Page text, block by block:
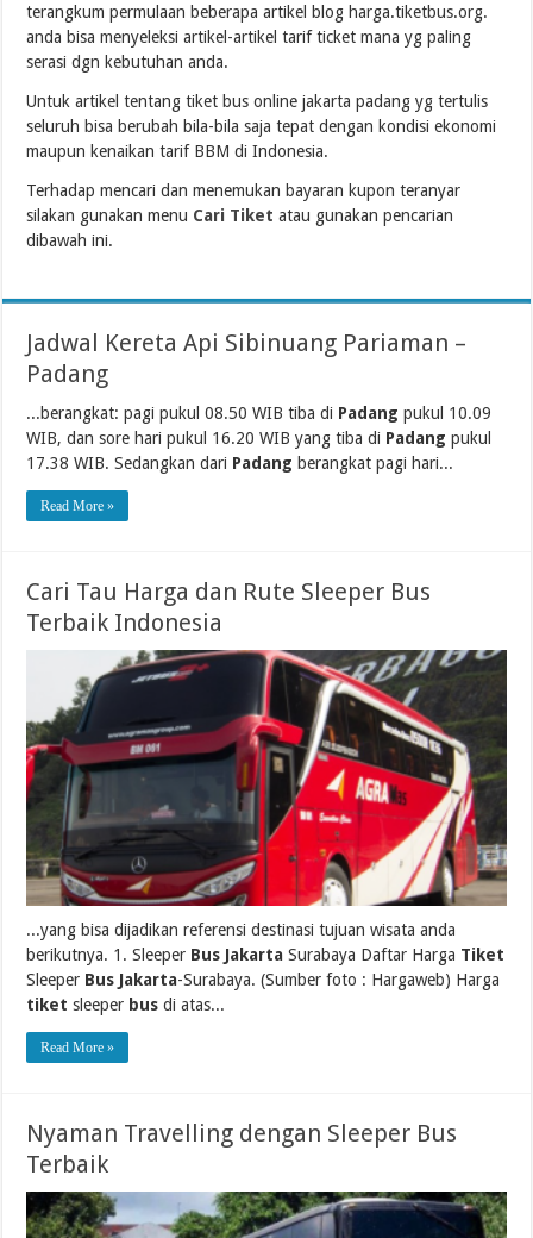
terangkum permulaan beberapa artikel blog harga.tiketbus.org.
anda bisa menyeleksi artikel-artikel tarif ticket mana yg paling
serasi dgn kebutuhan anda.
Untuk artikel tentang tiket bus online jakarta padang yg tertulis
seluruh bisa berubah bila-bila saja tepat dengan kondisi ekonomi
maupun kenaikan tarif BBM di Indonesia.
Terhadap mencari dan menemukan bayaran kupon teranyar
silakan gunakan menu Cari Tiket atau gunakan pencarian
dibawah ini.
Jadwal Kereta Api Sibinuang Pariaman –
Padang
...berangkat: pagi pukul 08.50 WIB tiba di Padang pukul 10.09
WIB, dan sore hari pukul 16.20 WIB yang tiba di Padang pukul
17.38 WIB. Sedangkan dari Padang berangkat pagi hari...
Read More »
Cari Tau Harga dan Rute Sleeper Bus
Terbaik Indonesia
...yang bisa dijadikan referensi destinasi tujuan wisata anda
berikutnya. 1. Sleeper Bus Jakarta Surabaya Daftar Harga Tiket
Sleeper Bus Jakarta-Surabaya. (Sumber foto : Hargaweb) Harga
tiket sleeper bus di atas...
Read More »
Nyaman Travelling dengan Sleeper Bus
Terbaik